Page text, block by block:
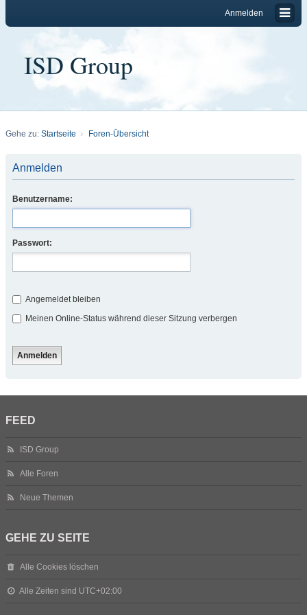
Anmelden
ISD Group
Gehe zu: Startseite Foren-Übersicht
Anmelden
Benutzername:
Passwort:
Angemeldet bleiben
Meinen Online-Status während dieser Sitzung verbergen
FEED
ISD Group
Alle Foren
Neue Themen
GEHE ZU SEITE
Alle Cookies löschen
Alle Zeiten sind UTC+02:00